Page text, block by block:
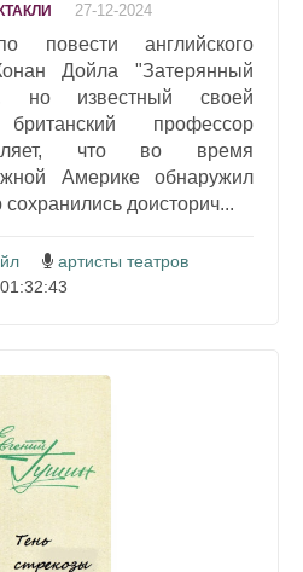
27-12-2024
повести английского
Дойла "Затерянный
но известный своей
британский профессор
что во время
Америке обнаружил
доисторич...
артисты театров